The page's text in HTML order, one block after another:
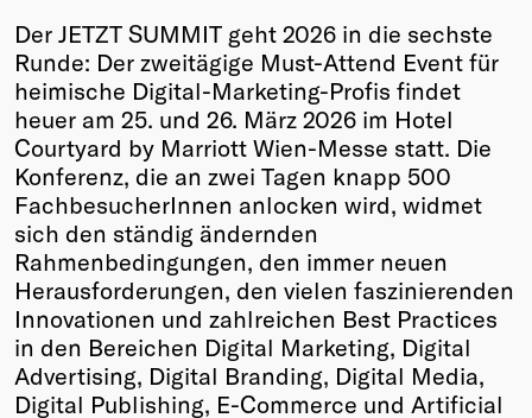
Winners
2026
Past
Annual
Der JETZT SUMMIT geht 2026 in die sechste
Runde: Der zweitägige Must-Attend Event für
heimische Digital-Marketing-Profis findet
heuer am 25. und 26. März 2026 im Hotel
Courtyard by Marriott Wien-Messe statt. Die
Konferenz, die an zwei Tagen knapp 500
FachbesucherInnen anlocken wird, widmet
sich den ständig ändernden
Rahmenbedingungen, den immer neuen
Herausforderungen, den vielen faszinierenden
Innovationen und zahlreichen Best Practices
in den Bereichen Digital Marketing, Digital
Advertising, Digital Branding, Digital Media,
Digital Publishing, E-Commerce und Artificial